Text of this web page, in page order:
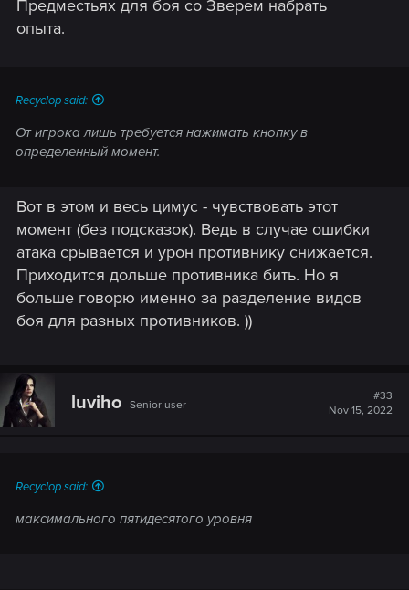
Предместьях для боя со Зверем набрать
опыта.
Recyclop said:
От игрока лишь требуется нажимать кнопку в
определенный момент.
Вот в этом и весь цимус - чувствовать этот
момент (без подсказок). Ведь в случае ошибки
атака срывается и урон противнику снижается.
Приходится дольше противника бить. Но я
больше говорю именно за разделение видов
боя для разных противников. ))
luviho Senior user
#33
Nov 15, 2022
Recyclop said:
максимального пятидесятого уровня